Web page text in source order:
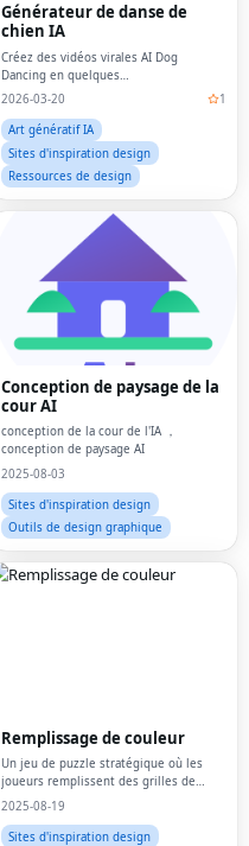
Générateur de danse de
chien IA
Créez des vidéos virales AI Dog
Dancing en quelques
secondes.Téléchargez une photo de
danse et laissez notre générateur de
danse de chien AI donner vie à
2026-03-20
1
Art génératif IA
Sites d'inspiration design
Ressources de design
Conception de paysage de la
cour AI
conception de la cour de l'IA ，
conception de paysage AI
2025-08-03
Sites d'inspiration design
Outils de design graphique
Remplissage de couleur
Un jeu de puzzle stratégique où les
joueurs remplissent des grilles de
couleurs.
2025-08-19
Sites d'inspiration design